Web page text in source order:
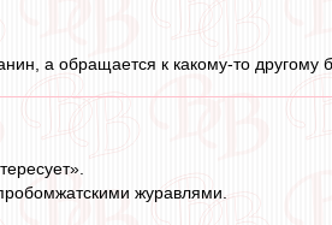
а обращается к какому-то другому
журавлями.